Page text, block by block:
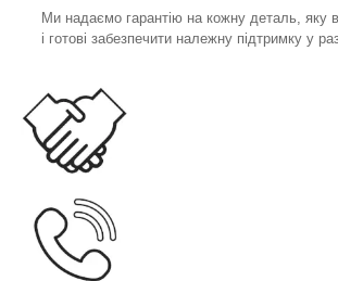
Ми надаємо гарантію на кожну деталь, яку
і готові забезпечити належну підтримку у